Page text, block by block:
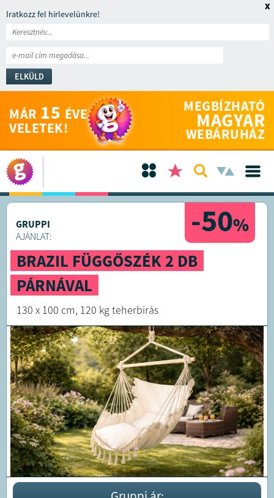
Iratkozz fel hírlevelünkre!
ELKÜLD
x
MÁR 15 ÉVE
VELETEK!
MEGBÍZHATÓ
MAGYAR
WEBÁRUHÁZ
-50%
GRUPPI
AJÁNLAT:
BRAZIL FÜGGŐSZÉK 2 DB
PÁRNÁVAL
130 x 100 cm, 120 kg teherbírás